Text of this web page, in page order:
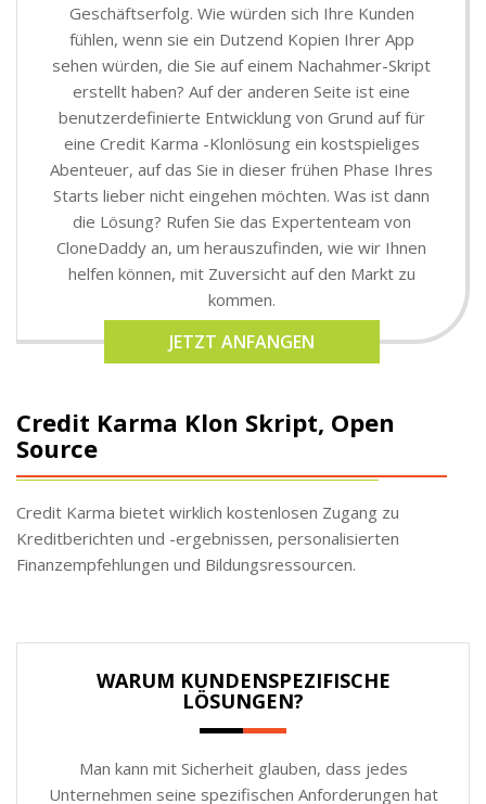
Geschäftserfolg. Wie würden sich Ihre Kunden
fühlen, wenn sie ein Dutzend Kopien Ihrer App
sehen würden, die Sie auf einem Nachahmer-Skript
erstellt haben? Auf der anderen Seite ist eine
benutzerdefinierte Entwicklung von Grund auf für
eine Credit Karma -Klonlösung ein kostspieliges
Abenteuer, auf das Sie in dieser frühen Phase Ihres
Starts lieber nicht eingehen möchten. Was ist dann
die Lösung? Rufen Sie das Expertenteam von
CloneDaddy an, um herauszufinden, wie wir Ihnen
helfen können, mit Zuversicht auf den Markt zu
kommen.
JETZT ANFANGEN
Credit Karma Klon Skript, Open
Source
Credit Karma bietet wirklich kostenlosen Zugang zu
Kreditberichten und -ergebnissen, personalisierten
Finanzempfehlungen und Bildungsressourcen.
WARUM KUNDENSPEZIFISCHE
LÖSUNGEN?
Man kann mit Sicherheit glauben, dass jedes
Unternehmen seine spezifischen Anforderungen hat